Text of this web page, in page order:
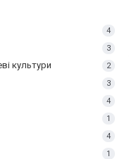
4
3
культури 2
3
4
1
4
1